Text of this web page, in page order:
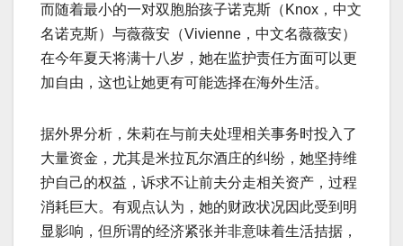
而随着最小的一对双胞胎孩子诺克斯（Knox，中文
名诺克斯）与薇薇安（Vivienne，中文名薇薇安）
在今年夏天将满十八岁，她在监护责任方面可以更
加自由，这也让她更有可能选择在海外生活。
据外界分析，朱莉在与前夫处理相关事务时投入了
大量资金，尤其是米拉瓦尔酒庄的纠纷，她坚持维
护自己的权益，诉求不让前夫分走相关资产，过程
消耗巨大。有观点认为，她的财政状况因此受到明
显影响，但所谓的经济紧张并非意味着生活拮据，